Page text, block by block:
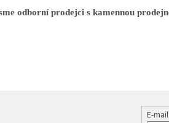
odborní prodejci s kamennou
E-mail